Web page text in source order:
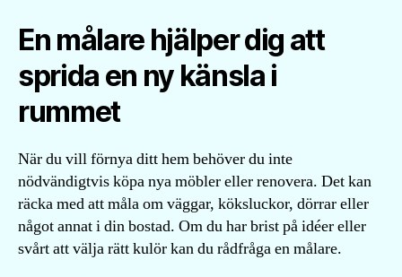
En målare hjälper dig att
sprida en ny känsla i
rummet
När du vill förnya ditt hem behöver du inte
nödvändigtvis köpa nya möbler eller renovera. Det kan
räcka med att måla om väggar, köksluckor, dörrar eller
något annat i din bostad. Om du har brist på idéer eller
svårt att välja rätt kulör kan du rådfråga en målare.